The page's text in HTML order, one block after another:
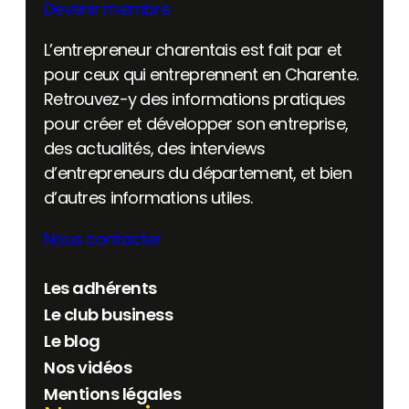
Devenir membre
L’entrepreneur charentais est fait par et
pour ceux qui entreprennent en Charente.
Retrouvez-y des informations pratiques
pour créer et développer son entreprise,
des actualités, des interviews
d’entrepreneurs du département, et bien
d’autres informations utiles.
Nous contacter
Les adhérents
Le club business
Le blog
Nos vidéos
Mentions légales